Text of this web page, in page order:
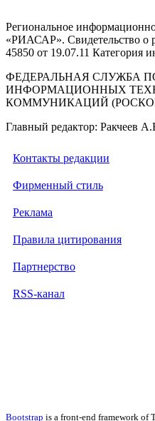
Региональное
«РИАСАР». Свидетельство
45850 от 19.07.11 Категория
ФЕДЕРАЛЬНАЯ СЛУЖБА
ИНФОРМАЦИОННЫХ
КОММУНИКАЦИЙ
Главный редактор: Ракчеев
Контакты редакции
Фирменный стиль
Реклама
Правила цитирования
Партнерство
RSS-канал
Bootstrap is a front-end framework of